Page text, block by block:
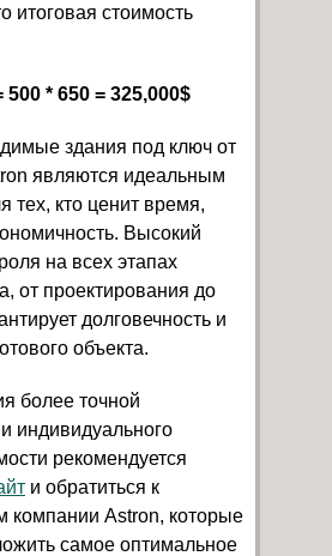
итоговая стоимость
* 650 = 325,000$
здания под ключ от
являются идеальным
тех, кто ценит время,
Высокий
на всех этапах
от проектирования до
долговечность и
объекта.
более точной
индивидуального
рекомендуется
и обратиться к
компании Astron, которые
самое оптимальное